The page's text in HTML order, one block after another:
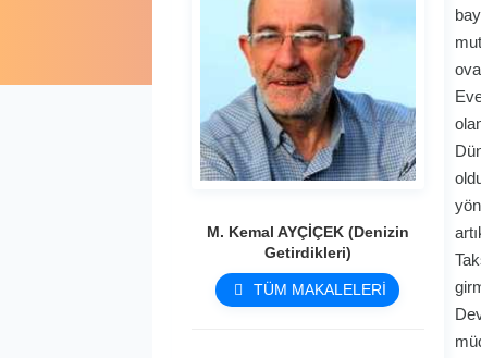
M. Kemal AYÇİÇEK (Denizin
Getirdikleri)
TÜM MAKALELERİ